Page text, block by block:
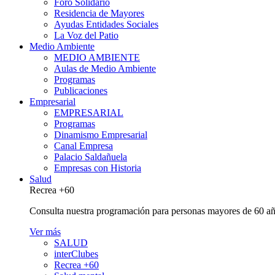
Foro Solidario
Residencia de Mayores
Ayudas Entidades Sociales
La Voz del Patio
Medio Ambiente
MEDIO AMBIENTE
Aulas de Medio Ambiente
Programas
Publicaciones
Empresarial
EMPRESARIAL
Programas
Dinamismo Empresarial
Canal Empresa
Palacio Saldañuela
Empresas con Historia
Salud
Recrea +60
Consulta nuestra programación para personas mayores de 60
Ver más
SALUD
interClubes
Recrea +60